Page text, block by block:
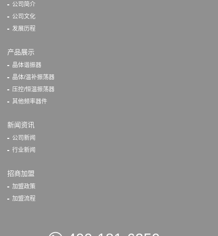
公司简介
公司文化
发展历程
产品展示
晶体谐振器
晶体/温补振荡器
压控/恒温振荡器
其他频率器件
新闻资讯
公司新闻
行业新闻
招商加盟
加盟政策
加盟流程